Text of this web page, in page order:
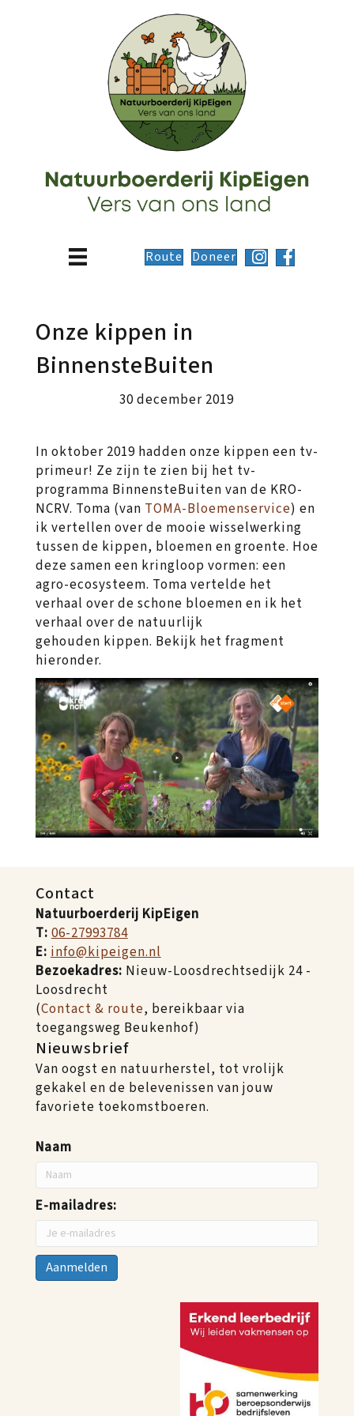
Route Doneer
Onze kippen in
BinnensteBuiten
30 december 2019
In oktober 2019 hadden onze kippen een tv-
primeur! Ze zijn te zien bij het tv-
programma BinnensteBuiten van de KRO-
NCRV. Toma (van TOMA-Bloemenservice) en
ik vertellen over de mooie wisselwerking
tussen de kippen, bloemen en groente. Hoe
deze samen een kringloop vormen: een
agro-ecosysteem. Toma vertelde het
verhaal over de schone bloemen en ik het
verhaal over de natuurlijk
gehouden kippen. Bekijk het fragment
hieronder.
Contact
Natuurboerderij KipEigen
T:06-27993784
E:info@kipeigen.nl
Bezoekadres: Nieuw-Loosdrechtsedijk 24 -
Loosdrecht
(Contact & route, bereikbaar via
toegangsweg Beukenhof)
Nieuwsbrief
Van oogst en natuurherstel, tot vrolijk
gekakel en de belevenissen van jouw
favoriete toekomstboeren.
Naam
E-mailadres: